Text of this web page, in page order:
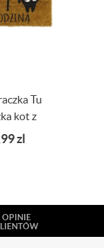
Tu
kot z
zl
OPINIE